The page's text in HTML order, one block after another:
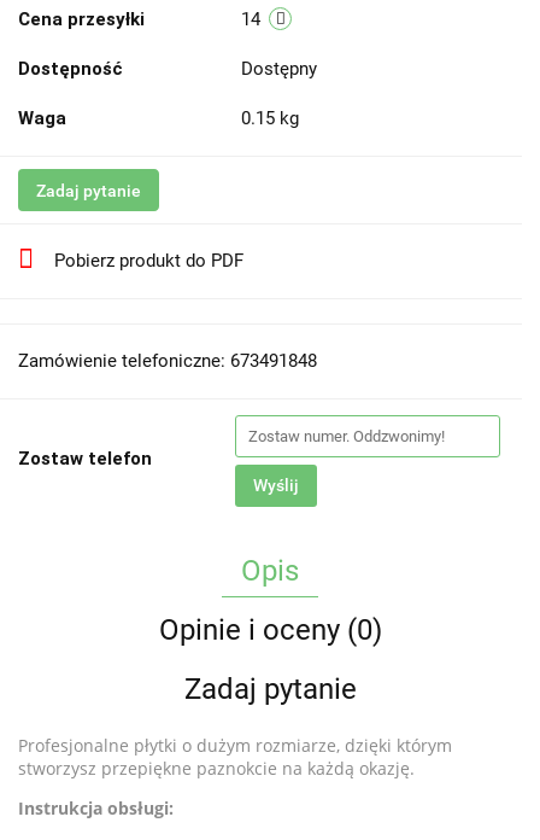
Cena przesyłki 14
Dostępność Dostępny
Waga 0.15 kg
Zadaj pytanie
Pobierz produkt do PDF
Zamówienie telefoniczne: 673491848
Zostaw telefon
Wyślij
Opis
Opinie i oceny (0)
Zadaj pytanie
Profesjonalne płytki o dużym rozmiarze, dzięki którym
stworzysz przepiękne paznokcie na każdą okazję.
Instrukcja obsługi: